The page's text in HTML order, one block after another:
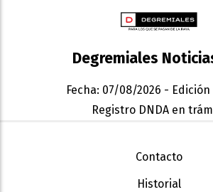
Degremiales
Fecha: 07/08/2026 - Edición
Registro DNDA en
Contacto
Historial